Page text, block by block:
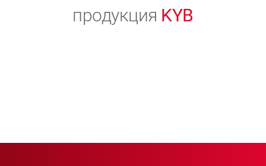
продукция KYB